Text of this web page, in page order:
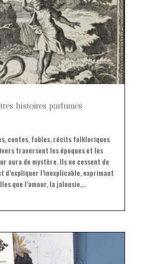
histoires parfumés
contes, fables, récits folkloriques
traversent les époques et les
aura de mystère. Ils ne cessent de
l’inexplicable, exprimant
que l’amour, la jalousie,...